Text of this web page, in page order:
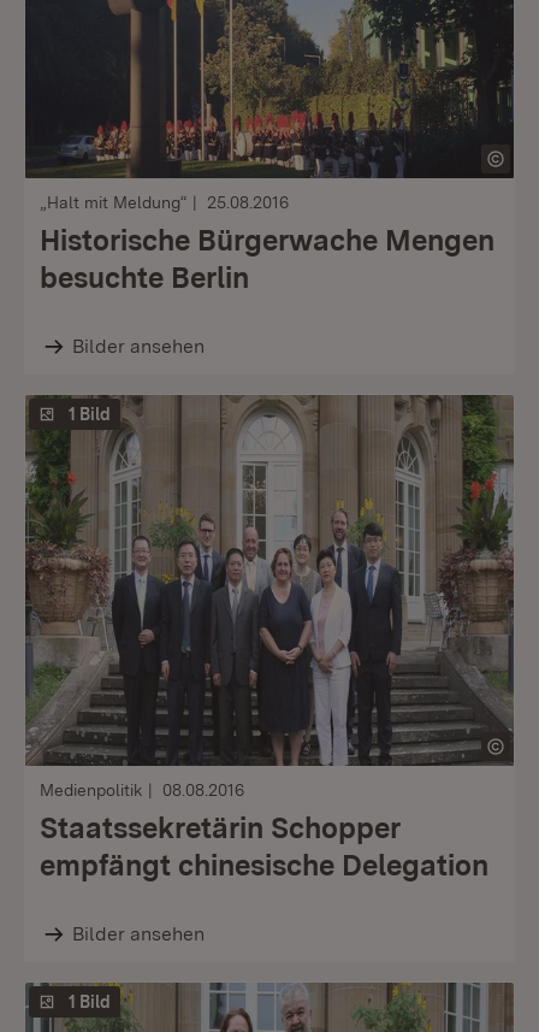
„Halt mit Meldung“ 25.08.2016
Historische Bürgerwache Mengen
besuchte Berlin
Bilder ansehen
1 Bild
Medienpolitik 08.08.2016
Staatssekretärin Schopper
empfängt chinesische Delegation
Bilder ansehen
1 Bild